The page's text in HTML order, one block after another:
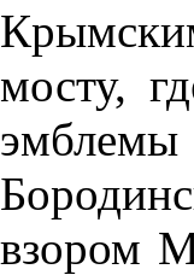
мосту,
взором